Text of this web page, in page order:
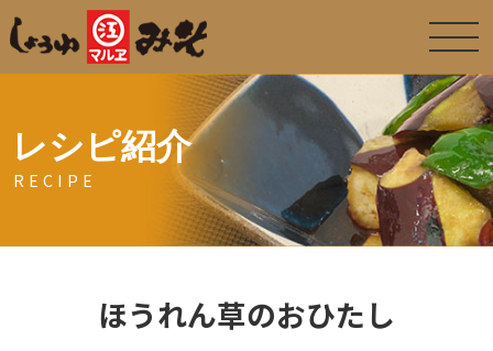
レシピ紹介
RECIPE
ほうれん草のおひたし